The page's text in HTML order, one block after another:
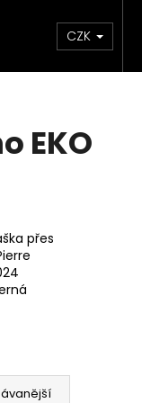
Doplňky
CZK
EKO
přes